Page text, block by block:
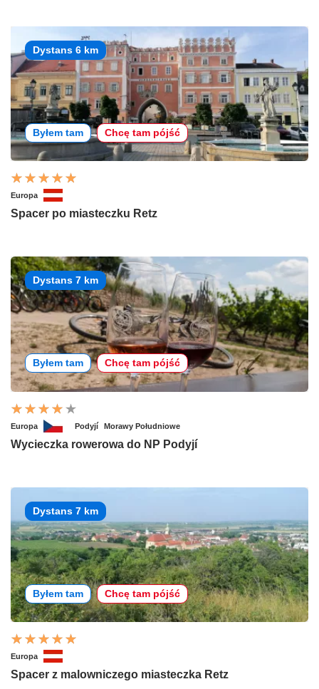
Dystans 6 km
Byłem tam Chcę tam pójść
Europa
Spacer po miasteczku Retz
Dystans 7 km
Byłem tam Chcę tam pójść
Europa Podyjí Morawy Południowe
Wycieczka rowerowa do NP Podyjí
Dystans 7 km
Byłem tam Chcę tam pójść
Europa
Spacer z malowniczego miasteczka Retz